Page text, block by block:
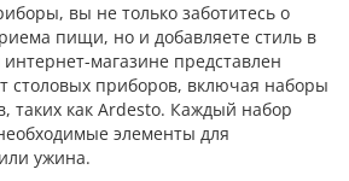
вы не только заботитесь о
пищи, но и добавляете стиль в
магазине представлен
столовых приборов, включая наборы
таких как Ardesto. Каждый набор
элементы для
ужина.